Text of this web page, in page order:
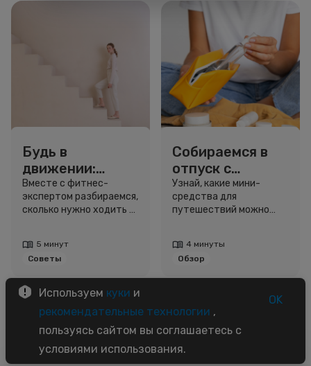
Будь в
движении:
сколько нужно
шагов для
красоты и
Вместе с фитнес-
экспертом разбираемся,
сколько нужно ходить и
5 минут
Советы
Собираемся в
отпуск с
Улыбкой: мини-
форматы для
путешествий
Узнай, какие мини-
средства для
путешествий можно
4 минуты
Обзор
Используем куки и
рекомендательные технологии ,
пользуясь сайтом вы соглашаетесь с
условиями использования.
OK